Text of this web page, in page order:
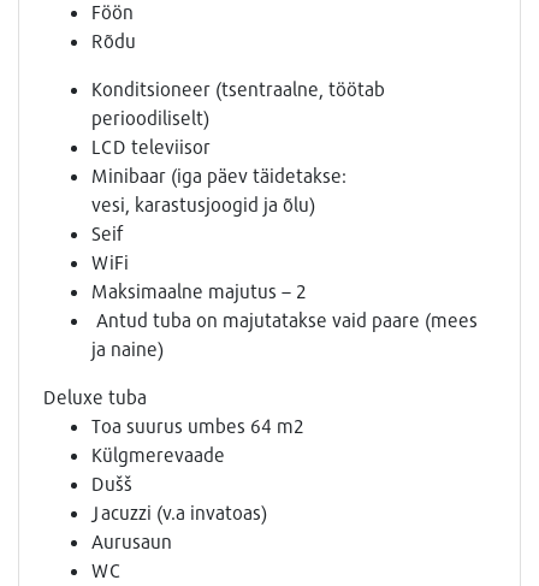
Föön
Rõdu
Konditsioneer (tsentraalne, töötab
perioodiliselt)
LCD televiisor
Minibaar (iga päev täidetakse:
vesi, karastusjoogid ja õlu)
Seif
WiFi
Maksimaalne majutus – 2
Antud tuba on majutatakse vaid paare (mees
ja naine)
Deluxe tuba
Toa suurus umbes 64 m2
Külgmerevaade
Dušš
Jacuzzi (v.a invatoas)
Aurusaun
WC